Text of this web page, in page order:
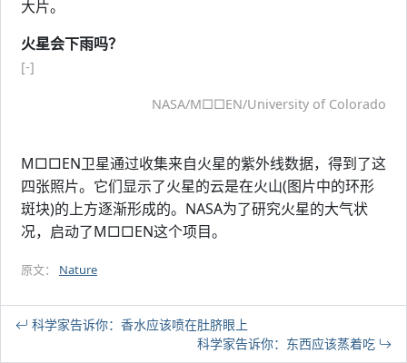
大片。
火星会下雨吗？
[-]
NASA/M□□EN/University of Colorado
M□□EN卫星通过收集来自火星的紫外线数据，得到了这
四张照片。它们显示了火星的云是在火山(图片中的环形
斑块)的上方逐渐形成的。NASA为了研究火星的大气状
况，启动了M□□EN这个项目。
原文： Nature
科学家告诉你：香水应该喷在肚脐眼上
科学家告诉你：东西应该蒸着吃